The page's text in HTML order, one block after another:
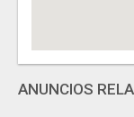
ANUNCIOS